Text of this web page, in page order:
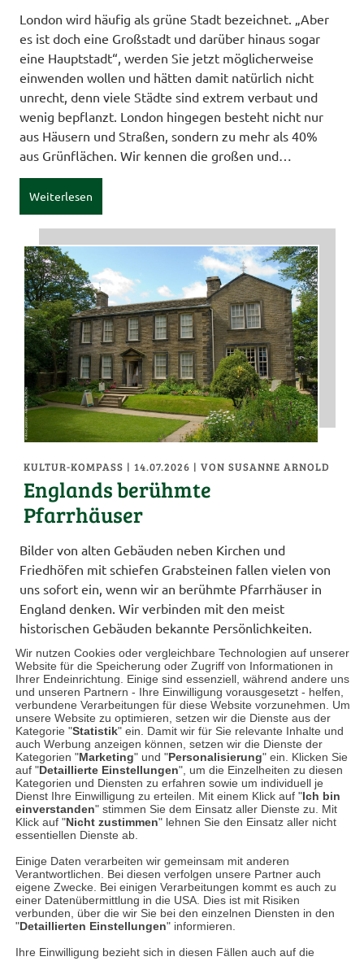
Wir nutzen Cookies oder vergleichbare Technologien auf unserer
Website für die Speicherung oder Zugriff von Informationen in
Ihrer Endeinrichtung. Einige sind essenziell, während andere uns
und unseren Partnern - Ihre Einwilligung vorausgesetzt - helfen,
verbundene Verarbeitungen für diese Website vorzunehmen. Um
unsere Website zu optimieren, setzen wir die Dienste aus der
Kategorie "Statistik" ein. Damit wir für Sie relevante Inhalte und
auch Werbung anzeigen können, setzen wir die Dienste der
Kategorien "Marketing" und "Personalisierung" ein. Klicken Sie
auf "Detaillierte Einstellungen", um die Einzelheiten zu diesen
Kategorien und Diensten zu erfahren sowie um individuell je
Dienst Ihre Einwilligung zu erteilen. Mit einem Klick auf "Ich bin
einverstanden" stimmen Sie dem Einsatz aller Dienste zu. Mit
Klick auf "Nicht zustimmen" lehnen Sie den Einsatz aller nicht
essentiellen Dienste ab.
Einige Daten verarbeiten wir gemeinsam mit anderen
Verantwortlichen. Bei diesen verfolgen unsere Partner auch
eigene Zwecke. Bei einigen Verarbeitungen kommt es auch zu
einer Datenübermittlung in die USA. Dies ist mit Risiken
verbunden, über die wir Sie bei den einzelnen Diensten in den
"Detaillierten Einstellungen" informieren.
Ihre Einwilligung bezieht sich in diesen Fällen auch auf die
London wird häufig als grüne Stadt bezeichnet. „Aber
es ist doch eine Großstadt und darüber hinaus sogar
eine Hauptstadt“, werden Sie jetzt möglicherweise
einwenden wollen und hätten damit natürlich nicht
unrecht, denn viele Städte sind extrem verbaut und
wenig bepflanzt. London hingegen besteht nicht nur
aus Häusern und Straßen, sondern zu mehr als 40%
aus Grünflächen. Wir kennen die großen und…
Weiterlesen
KULTUR-KOMPASS | 14.07.2026 | VON SUSANNE ARNOLD
Englands berühmte
Pfarrhäuser
Bilder von alten Gebäuden neben Kirchen und
Friedhöfen mit schiefen Grabsteinen fallen vielen von
uns sofort ein, wenn wir an berühmte Pfarrhäuser in
England denken. Wir verbinden mit den meist
historischen Gebäuden bekannte Persönlichkeiten,
insbesondere Schriftstellerinnen und Schriftsteller,
denn einige Pfarrhäuser sind untrennbar mit der
Literaturgeschichte des Landes verwoben, und in
manchen…
Weiterlesen
Mehr Beiträge
Datenschutz Impressum
Netiquette